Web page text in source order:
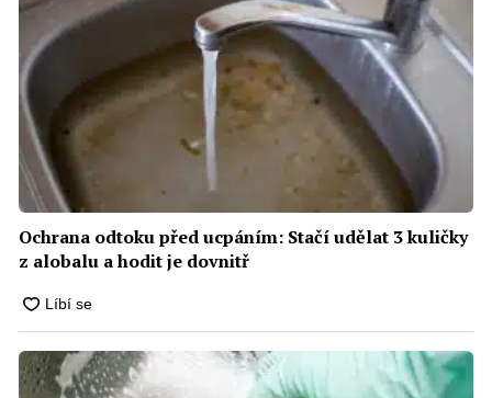
Ochrana odtoku před ucpáním: Stačí udělat 3 kuličky
z alobalu a hodit je dovnitř